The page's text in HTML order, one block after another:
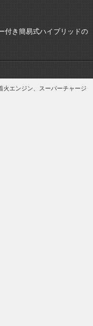
付き簡易式ハイブリッドの
火エンジン、スーパーチャージ